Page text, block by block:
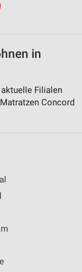
in
Filialen
Concord